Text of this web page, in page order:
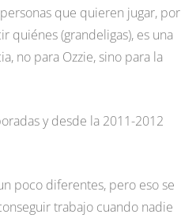
que quieren jugar, por
quiénes (grandeligas), es una
no para Ozzie, sino para la
y desde la 2011-2012
poco diferentes, pero eso se
trabajo cuando nadie